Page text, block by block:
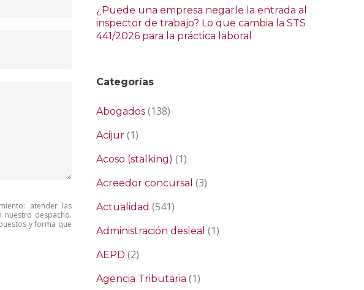
atender las
nuestro despacho.
y forma que
¿Puede una empresa negarle la entrada al
inspector de trabajo? Lo que cambia la STS
441/2026 para la práctica laboral
Categorías
Abogados (138)
Acijur (1)
Acoso (stalking) (1)
Acreedor concursal (3)
Actualidad (541)
Administración desleal (1)
AEPD (2)
Agencia Tributaria (1)